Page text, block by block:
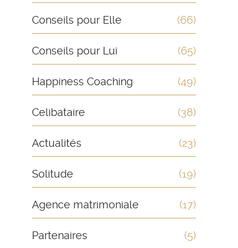
Conseils pour Elle (66)
Conseils pour Lui (65)
Happiness Coaching (49)
Celibataire (38)
Actualités (23)
Solitude (19)
Agence matrimoniale (17)
Partenaires (5)